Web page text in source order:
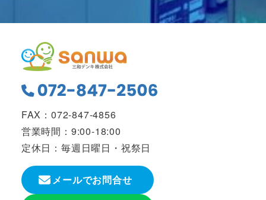
FAX：072-847-4856
営業時間：9:00-18:00
定休日：毎週日曜日・祝祭日
メールでお問合せ